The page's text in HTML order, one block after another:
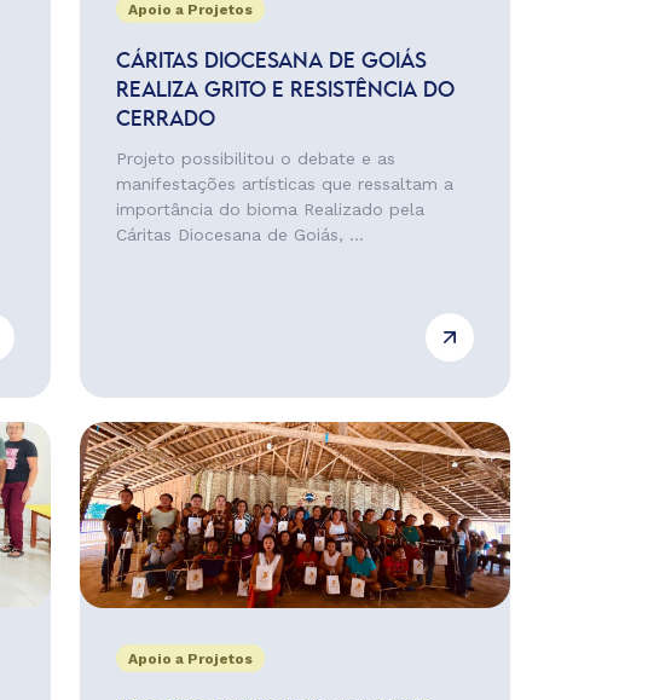
Apoio a Projetos
CÁRITAS DIOCESANA DE GOIÁS
REALIZA GRITO E RESISTÊNCIA DO
CERRADO
Projeto possibilitou o debate e as
manifestações artísticas que ressaltam a
importância do bioma Realizado pela
Cáritas Diocesana de Goiás, ...
Apoio a Projetos